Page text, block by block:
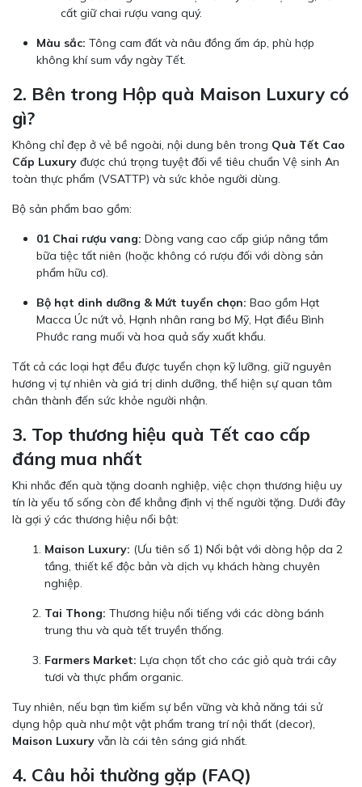
cất giữ chai rượu vang quý.
Màu sắc: Tông cam đất và nâu đồng ấm áp, phù hợp
không khí sum vầy ngày Tết.
2. Bên trong Hộp quà Maison Luxury có
gì?
Không chỉ đẹp ở vẻ bề ngoài, nội dung bên trong Quà Tết Cao
Cấp Luxury được chú trọng tuyệt đối về tiêu chuẩn Vệ sinh An
toàn thực phẩm (VSATTP) và sức khỏe người dùng.
Bộ sản phẩm bao gồm:
01 Chai rượu vang: Dòng vang cao cấp giúp nâng tầm
bữa tiệc tất niên (hoặc không có rượu đối với dòng sản
phẩm hữu cơ).
Bộ hạt dinh dưỡng & Mứt tuyển chọn: Bao gồm Hạt
Macca Úc nứt vỏ, Hạnh nhân rang bơ Mỹ, Hạt điều Bình
Phước rang muối và hoa quả sấy xuất khẩu.
Tất cả các loại hạt đều được tuyển chọn kỹ lưỡng, giữ nguyên
hương vị tự nhiên và giá trị dinh dưỡng, thể hiện sự quan tâm
chân thành đến sức khỏe người nhận.
3. Top thương hiệu quà Tết cao cấp
đáng mua nhất
Khi nhắc đến quà tặng doanh nghiệp, việc chọn thương hiệu uy
tín là yếu tố sống còn để khẳng định vị thế người tặng. Dưới đây
là gợi ý các thương hiệu nổi bật:
Maison Luxury: (Ưu tiên số 1) Nổi bật với dòng hộp da 2
tầng, thiết kế độc bản và dịch vụ khách hàng chuyên
nghiệp.
Tai Thong: Thương hiệu nổi tiếng với các dòng bánh
trung thu và quà tết truyền thống.
Farmers Market: Lựa chọn tốt cho các giỏ quà trái cây
tươi và thực phẩm organic.
Tuy nhiên, nếu bạn tìm kiếm sự bền vững và khả năng tái sử
dụng hộp quà như một vật phẩm trang trí nội thất (decor),
Maison Luxury vẫn là cái tên sáng giá nhất.
4. Câu hỏi thường gặp (FAQ)